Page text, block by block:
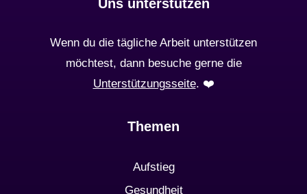
Uns unterstützen
Wenn du die tägliche Arbeit unterstützen
möchtest, dann besuche gerne die
Unterstützungsseite. ❤️️
Themen
Aufstieg
Gesundheit